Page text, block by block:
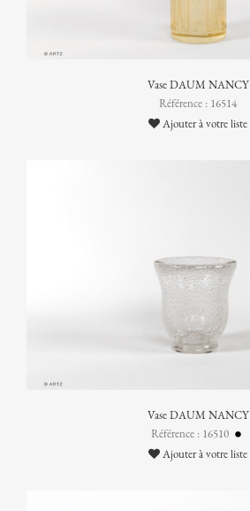
Vase DAUM NANCY
Référence : 16514
Ajouter à votre liste
Vase DAUM NANCY
Référence : 16510
Ajouter à votre liste